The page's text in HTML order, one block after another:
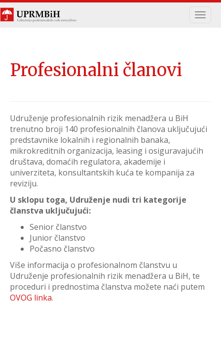
Profesionalni članovi
Udruženje profesionalnih rizik menadžera u BiH
trenutno broji 140 profesionalnih članova uključujući
predstavnike lokalnih i regionalnih banaka,
mikrokreditnih organizacija, leasing i osiguravajućih
društava, domaćih regulatora, akademije i
univerziteta, konsultantskih kuća te kompanija za
reviziju.
U sklopu toga, Udruženje nudi tri kategorije
članstva uključujući:
Senior članstvo
Junior članstvo
Počasno članstvo
Više informacija o profesionalnom članstvu u
Udruženje profesionalnih rizik menadžera u BiH, te
proceduri i prednostima članstva možete naći putem
OVOG linka.